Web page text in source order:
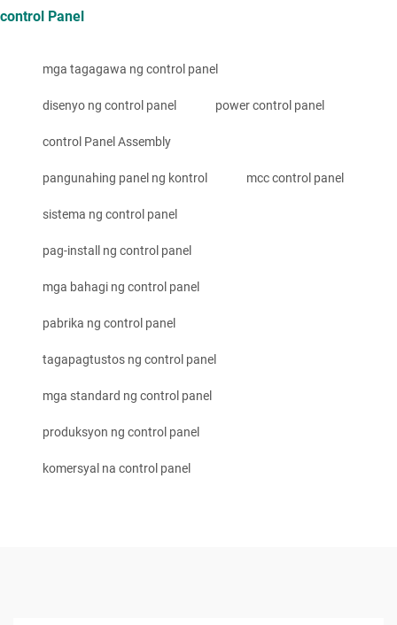
control Panel
mga tagagawa ng control panel
disenyo ng control panel power control panel
control Panel Assembly
pangunahing panel ng kontrol mcc control panel
sistema ng control panel
pag-install ng control panel
mga bahagi ng control panel
pabrika ng control panel
tagapagtustos ng control panel
mga standard ng control panel
produksyon ng control panel
komersyal na control panel